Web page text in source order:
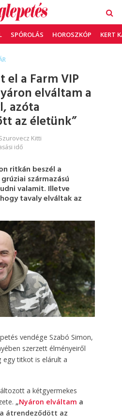
SPÓROLÁS HOROSZKÓP KERT
a Farm VIP
elváltam a
azóta
az életünk”
Kitti
idő
ritkán beszél a
származású
valamit. Illetve
tavaly elváltak az
vendége Szabó Simon,
szerzett élményeiről
egy titkot is elárult a
a kétgyermekes
„Nyáron elváltam a
átrendeződött az